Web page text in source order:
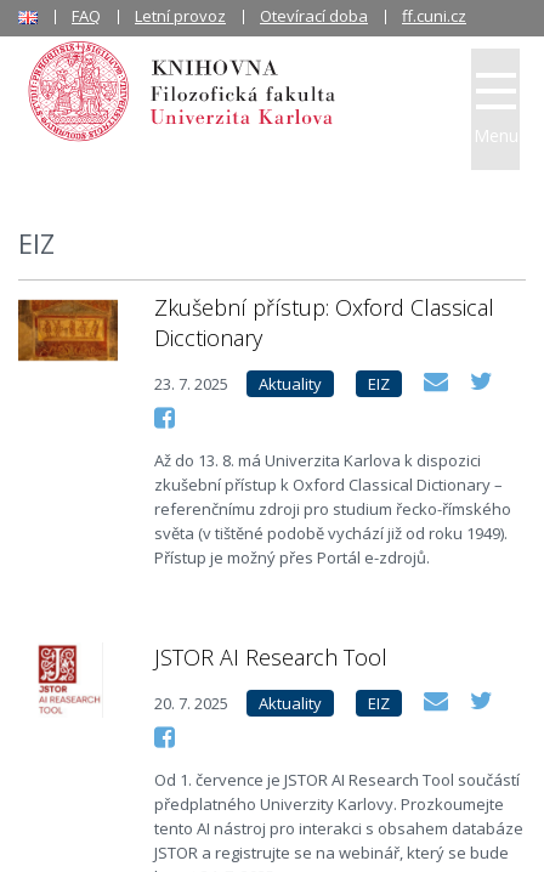
EIZ
Zkušební přístup: Oxford Classical
Dicctionary
23. 7. 2025 Aktuality EIZ
Až do 13. 8. má Univerzita Karlova k dispozici
zkušební přístup k Oxford Classical Dictionary –
referenčnímu zdroji pro studium řecko-římského
světa (v tištěné podobě vychází již od roku 1949).
Přístup je možný přes Portál e-zdrojů.
JSTOR AI Research Tool
20. 7. 2025 Aktuality EIZ
Od 1. července je JSTOR AI Research Tool součástí
předplatného Univerzity Karlovy. Prozkoumejte
tento AI nástroj pro interakci s obsahem databáze
JSTOR a registrujte se na webinář, který se bude
Menu
FAQ Letní provoz Otevírací doba ff.cuni.cz